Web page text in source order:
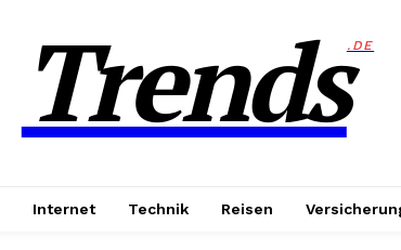
Trends.DE
Internet Technik Reisen